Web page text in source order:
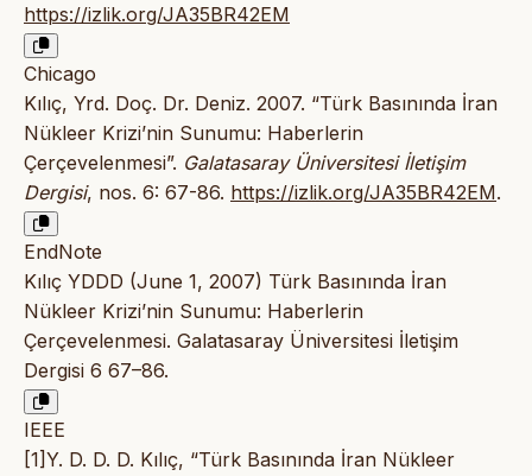
https://izlik.org/JA35BR42EM
Chicago
Kılıç, Yrd. Doç. Dr. Deniz. 2007. “Türk Basınında İran
Nükleer Krizi’nin Sunumu: Haberlerin
Çerçevelenmesi”. Galatasaray Üniversitesi İletişim
Dergisi, nos. 6: 67-86. https://izlik.org/JA35BR42EM.
EndNote
Kılıç YDDD (June 1, 2007) Türk Basınında İran
Nükleer Krizi’nin Sunumu: Haberlerin
Çerçevelenmesi. Galatasaray Üniversitesi İletişim
Dergisi 6 67–86.
IEEE
[1]Y. D. D. D. Kılıç, “Türk Basınında İran Nükleer